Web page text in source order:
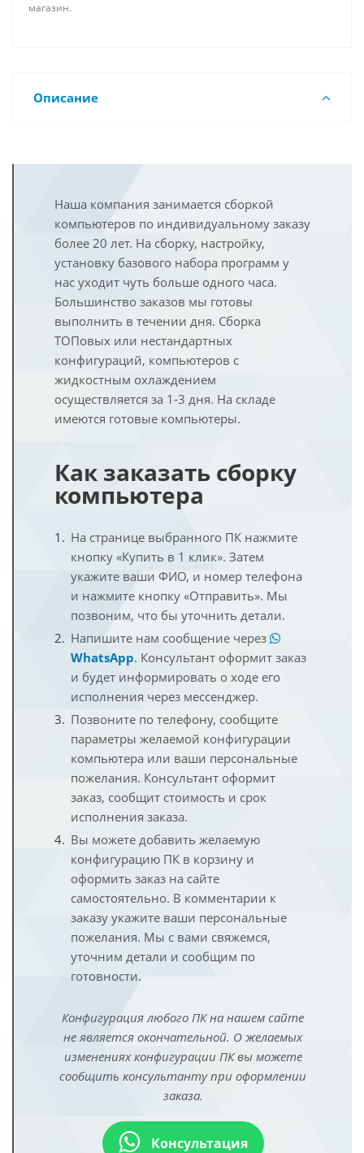
магазин.
Описание
Наша компания занимается сборкой
компьютеров по индивидуальному заказу
более 20 лет. На сборку, настройку,
установку базового набора программ у
нас уходит чуть больше одного часа.
Большинство заказов мы готовы
выполнить в течении дня. Сборка
ТОПовых или нестандартных
конфигураций, компьютеров с
жидкостным охлаждением
осуществляется за 1-3 дня. На складе
имеются готовые компьютеры.
Как заказать сборку
компьютера
На странице выбранного ПК нажмите
кнопку «Купить в 1 клик». Затем
укажите ваши ФИО, и номер телефона
и нажмите кнопку «Отправить». Мы
позвоним, что бы уточнить детали.
Напишите нам сообщение через
WhatsApp. Консультант оформит заказ
и будет информировать о ходе его
исполнения через мессенджер.
Позвоните по телефону, сообщите
параметры желаемой конфигурации
компьютера или ваши персональные
пожелания. Консультант оформит
заказ, сообщит стоимость и срок
исполнения заказа.
Вы можете добавить желаемую
конфигурацию ПК в корзину и
оформить заказ на сайте
самостоятельно. В комментарии к
заказу укажите ваши персональные
пожелания. Мы с вами свяжемся,
уточним детали и сообщим по
готовности.
Конфигурация любого ПК на нашем сайте
не является окончательной. О желаемых
изменениях конфигурации ПК вы можете
сообщить консультанту при оформлении
заказа.
Консультация